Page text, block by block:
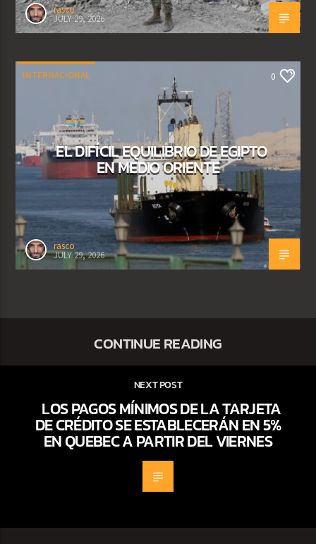
rasco
JULY 29, 2026
INTERNACIONAL 0
EL DIFÍCIL EQUILIBRIO DE EGIPTO
EN MEDIO ORIENTE
rasco
JULY 29, 2026
CONTINUE READING
NEXT POST
LOS PAGOS MÍNIMOS DE LA TARJETA
DE CRÉDITO SE ESTABLECERÁN EN 5%
EN QUEBEC A PARTIR DEL VIERNES